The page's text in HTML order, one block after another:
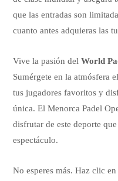
que las entradas son
cuanto antes adquieras las
Vive la pasión delWorld
Sumérgete en la atmósfera
tus jugadores favoritos y
única. El Menorca Padel
disfrutar de este deporte
espectáculo.
No esperes más. Haz clic